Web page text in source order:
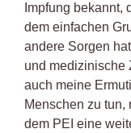
Impfung bekannt,
dem einfachen
andere Sorgen
und medizinische
auch meine
Menschen zu
dem PEI eine